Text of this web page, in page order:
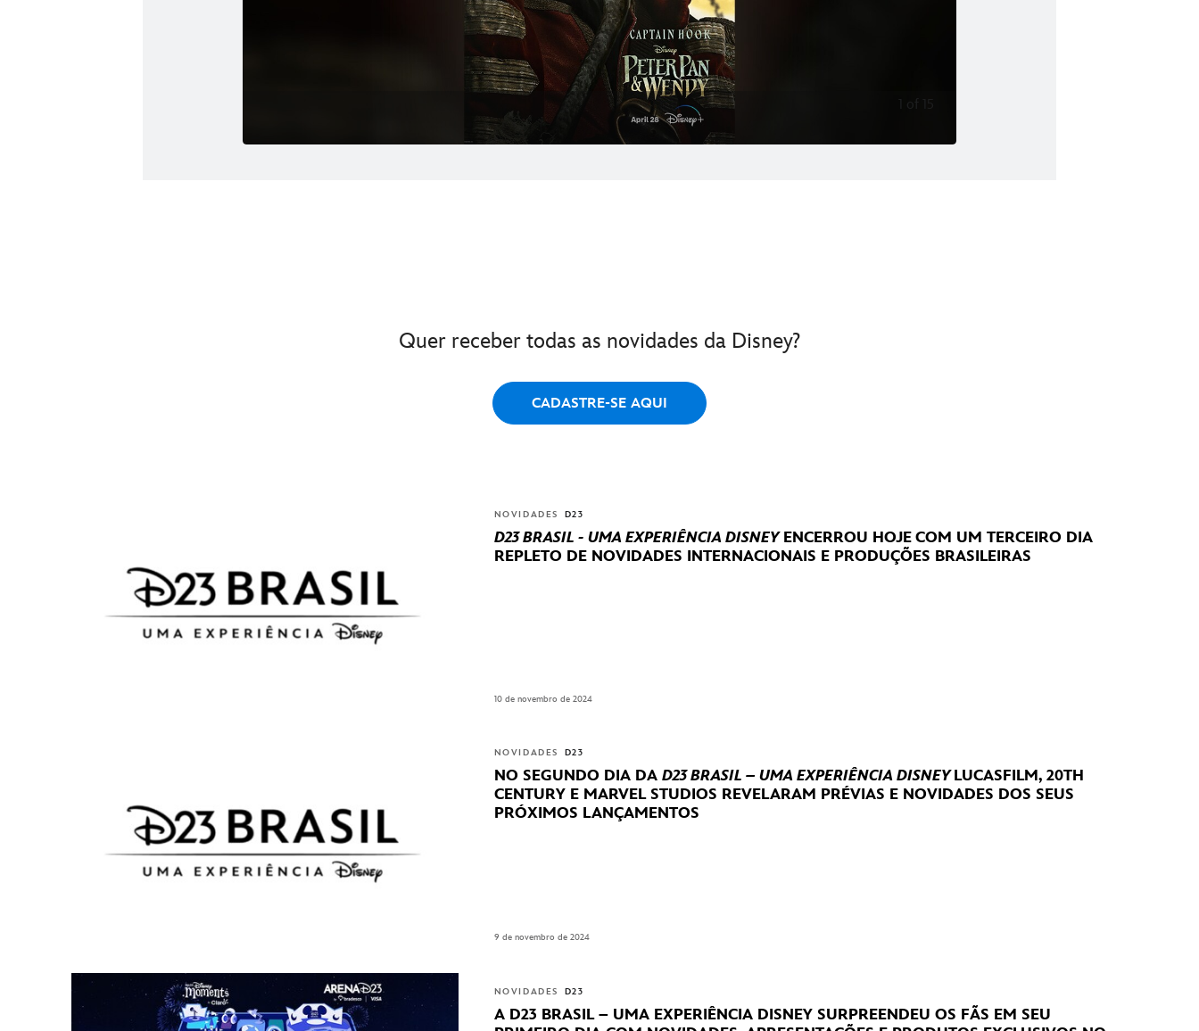
1 of 15
Quer receber todas as novidades da Disney?
CADASTRE-SE AQUI
NOVIDADES D23
D23 BRASIL - UMA EXPERIÊNCIA DISNEYENCERROU HOJE COM UM TERCEIRO DIA
REPLETO DE NOVIDADES INTERNACIONAIS E PRODUÇÕES BRASILEIRAS
10 de novembro de 2024
NOVIDADES D23
NO SEGUNDO DIA DA D23 BRASIL – UMA EXPERIÊNCIA DISNEYLUCASFILM, 20TH
CENTURY E MARVEL STUDIOS REVELARAM PRÉVIAS E NOVIDADES DOS SEUS
PRÓXIMOS LANÇAMENTOS
9 de novembro de 2024
NOVIDADES D23
A D23 BRASIL – UMA EXPERIÊNCIA DISNEY SURPREENDEU OS FÃS EM SEU